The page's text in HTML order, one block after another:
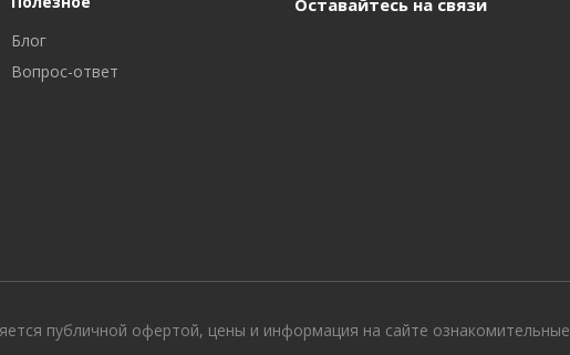
Блог
Вопрос-ответ
Оставайтесь на связи
публичной офертой, цены и информация на сайте ознакомительные